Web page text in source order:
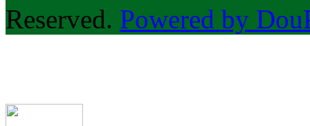
Reserved. Powered by